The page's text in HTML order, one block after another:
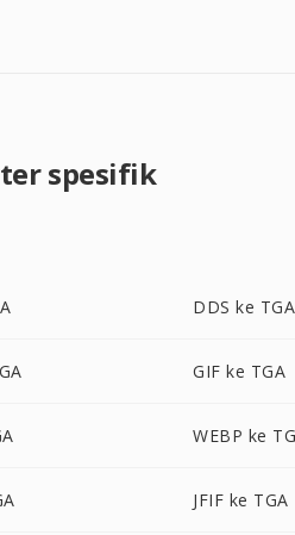
spesifik
DDS ke TGA
GIF ke TGA
WEBP ke
JFIF ke TGA